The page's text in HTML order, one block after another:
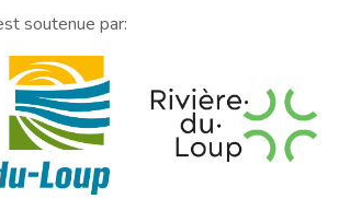
soutenue par: